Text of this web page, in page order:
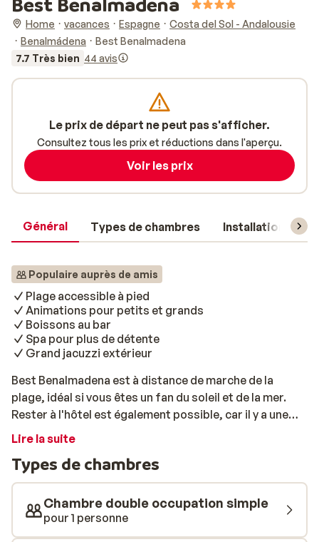
Home vacances Espagne
Costa del Sol - Andalousie
Benalmádena
Best Benalmadena
7.7 Très bien 44 avis
Général Types de chambres Installations
Populaire auprès de amis
Plage accessible à pied
Animations pour petits et grands
Boissons au bar
Spa pour plus de détente
Grand jacuzzi extérieur
Best Benalmadena est à distance de marche de la
plage, idéal si vous êtes un fan du soleil et de la mer.
Rester à l'hôtel est également possible, car il y a une
piscine pour une merveilleuse baignade
soleil, mangez quelque chose de bon au restaurant et
commandez votre boisson préférée au bar. L'hôtel
dispose d'un spa avec, entre autres, un sauna et un
jacuzzi, pour plus de détente. Pour les petits
vacanciers, il y a un mini-club où ils peuvent participer à
Lire la suite
Types de chambres
Chambre double occupation simple
pour 1 personne
Le prix de départ ne peut pas s'afficher.
Consultez tous les prix et réductions dans l'aperçu.
Voir les prix